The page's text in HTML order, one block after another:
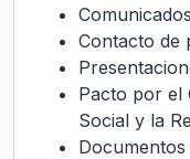
Comunicados
Contacto de
Pacto por el
Social y la